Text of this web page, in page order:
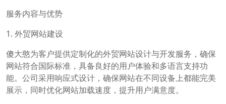
服务内容与优势
1. 外贸网站建设
傻大憨为客户提供定制化的外贸网站设计与开发服务，确保
网站符合国际标准，具备良好的用户体验和多语言支持功
能。公司采用响应式设计，确保网站在不同设备上都能完美
展示，同时优化网站加载速度，提升用户满意度。